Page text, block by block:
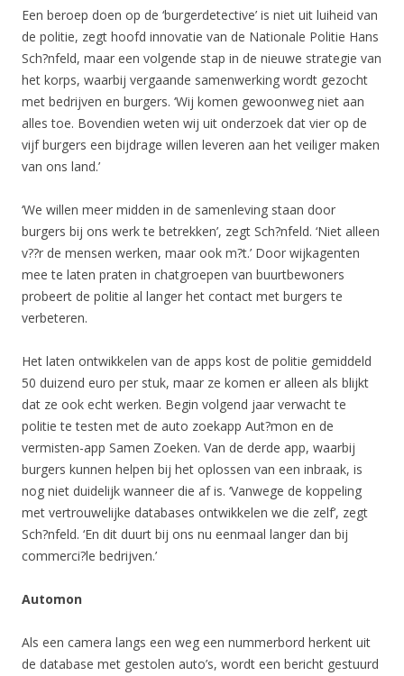
Een beroep doen op de ‘burgerdetective’ is niet uit luiheid van
de politie, zegt hoofd innovatie van de Nationale Politie Hans
Sch?nfeld, maar een volgende stap in de nieuwe strategie van
het korps, waarbij vergaande samenwerking wordt gezocht
met bedrijven en burgers. ‘Wij komen gewoonweg niet aan
alles toe. Bovendien weten wij uit onderzoek dat vier op de
vijf burgers een bijdrage willen leveren aan het veiliger maken
van ons land.’
‘We willen meer midden in de samenleving staan door
burgers bij ons werk te betrekken’, zegt Sch?nfeld. ‘Niet alleen
v??r de mensen werken, maar ook m?t.’ Door wijkagenten
mee te laten praten in chatgroepen van buurtbewoners
probeert de politie al langer het contact met burgers te
verbeteren.
Het laten ontwikkelen van de apps kost de politie gemiddeld
50 duizend euro per stuk, maar ze komen er alleen als blijkt
dat ze ook echt werken. Begin volgend jaar verwacht te
politie te testen met de auto zoekapp Aut?mon en de
vermisten-app Samen Zoeken. Van de derde app, waarbij
burgers kunnen helpen bij het oplossen van een inbraak, is
nog niet duidelijk wanneer die af is. ‘Vanwege de koppeling
met vertrouwelijke databases ontwikkelen we die zelf’, zegt
Sch?nfeld. ‘En dit duurt bij ons nu eenmaal langer dan bij
commerci?le bedrijven.’
Automon
Als een camera langs een weg een nummerbord herkent uit
de database met gestolen auto’s, wordt een bericht gestuurd